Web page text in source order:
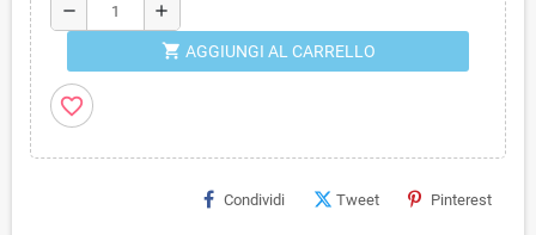
remove add
shopping_cart AGGIUNGI AL CARRELLO
favorite_border
Condividi Tweet Pinterest